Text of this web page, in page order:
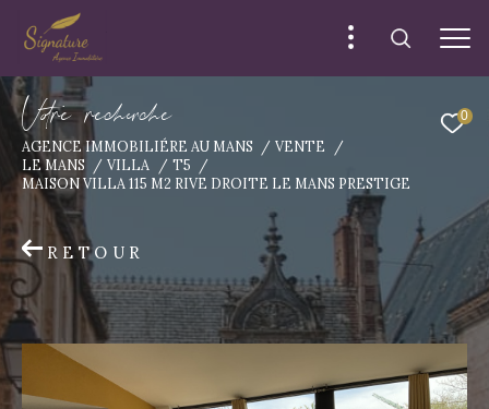
0
Vore recece
AGENCE IMMOBILIÉRE AU MANS
VENTE
LE MANS
VILLA
T5
MAISON VILLA 115 M2 RIVE DROITE LE MANS PRESTIGE
RETOUR